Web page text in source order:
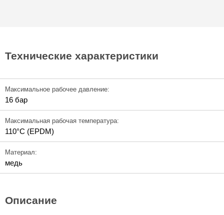
Технические характеристики
Максимальное рабочее давление:
16 бар
Максимальная рабочая температура:
110°C (EPDM)
Материал:
медь
Описание